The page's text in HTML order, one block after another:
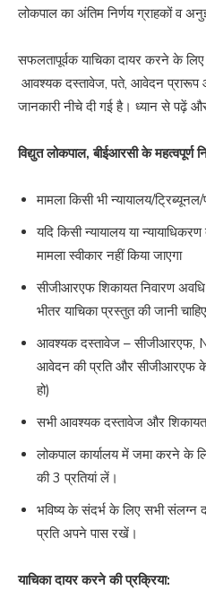
लोकपाल का अंतिम निर्णय ग्राहकों व
सफलतापूर्वक याचिका दायर करने के
आवश्यक दस्तावेज, पते, आवेदन प्रारूप
जानकारी नीचे दी गई है। ध्यान से पढ़ें
विद्युत लोकपाल, बीईआरसी के महत्वपूर्ण
मामला किसी भी न्यायालय/
यदि किसी न्यायालय या न्यायाधिकरण
मामला स्वीकार नहीं किया जाएगा
सीजीआरएफ शिकायत निवारण
भीतर याचिका प्रस्तुत की जानी चाहिए
आवश्यक दस्तावेज – सीजीआरएफ,
आवेदन की प्रति और सीजीआरएफ के
हो)
सभी आवश्यक दस्तावेज और
लोकपाल कार्यालय में जमा करने के
की 3 प्रतियां लें।
भविष्य के संदर्भ के लिए सभी
प्रति अपने पास रखें।
याचिका दायर करने की प्रक्रिया: